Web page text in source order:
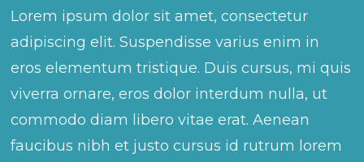
Lorem ipsum dolor sit amet, consectetur
adipiscing elit. Suspendisse varius enim in
eros elementum tristique. Duis cursus, mi quis
viverra ornare, eros dolor interdum nulla, ut
commodo diam libero vitae erat. Aenean
faucibus nibh et justo cursus id rutrum lorem